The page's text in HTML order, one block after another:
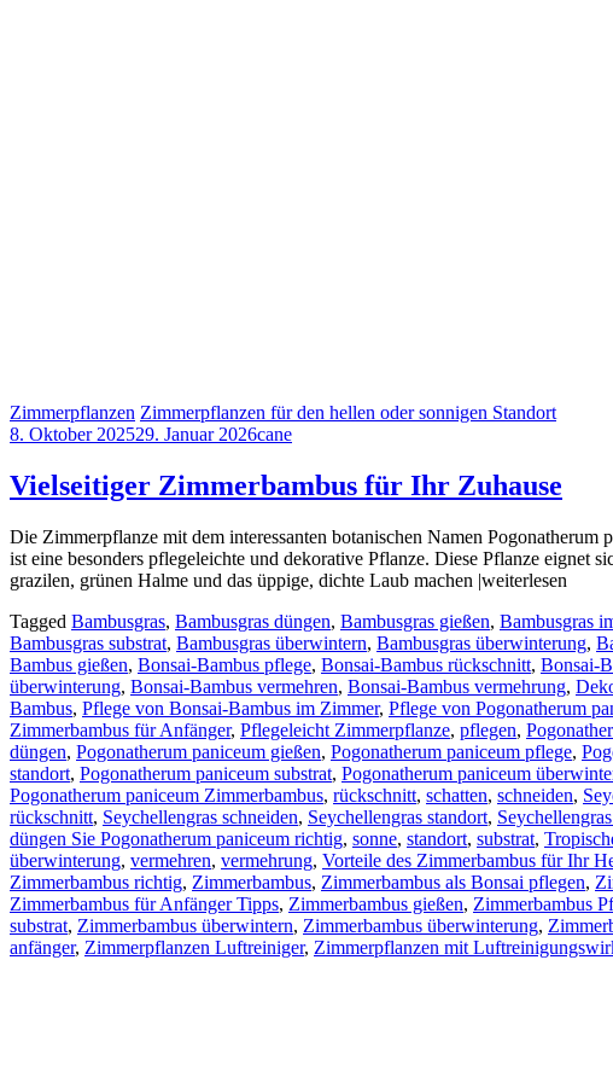
Zimmerpflanzen Zimmerpflanzen für den hellen oder sonnigen Standort
8. Oktober 202529. Januar 2026cane
Vielseitiger Zimmerbambus für Ihr Zuhause
Die Zimmerpflanze mit dem interessanten botanischen Namen
ist eine besonders pflegeleichte und dekorative Pflanze. Diese Pflanze eignet
grazilen, grünen Halme und das üppige, dichte Laub machen |weiterlesen
Tagged Bambusgras, Bambusgras düngen, Bambusgras gießen, Bambusgras
Bambusgras substrat, Bambusgras überwintern, Bambusgras überwinterung,
Bambus gießen, Bonsai-Bambus pflege, Bonsai-Bambus rückschnitt, Bonsai-
überwinterung, Bonsai-Bambus vermehren, Bonsai-Bambus vermehrung,
Bambus, Pflege von Bonsai-Bambus im Zimmer, Pflege von Pogonatherum
Zimmerbambus für Anfänger, Pflegeleicht Zimmerpflanze, pflegen,
düngen, Pogonatherum paniceum gießen, Pogonatherum paniceum pflege,
standort, Pogonatherum paniceum substrat, Pogonatherum paniceum
Pogonatherum paniceum Zimmerbambus, rückschnitt, schatten, schneiden,
rückschnitt, Seychellengras schneiden, Seychellengras standort,
düngen Sie Pogonatherum paniceum richtig, sonne, standort, substrat,
überwinterung, vermehren, vermehrung, Vorteile des Zimmerbambus für Ihr
Zimmerbambus richtig, Zimmerbambus, Zimmerbambus als Bonsai pflegen,
Zimmerbambus für Anfänger Tipps, Zimmerbambus gießen, Zimmerbambus
substrat, Zimmerbambus überwintern, Zimmerbambus überwinterung,
anfänger, Zimmerpflanzen Luftreiniger, Zimmerpflanzen mit